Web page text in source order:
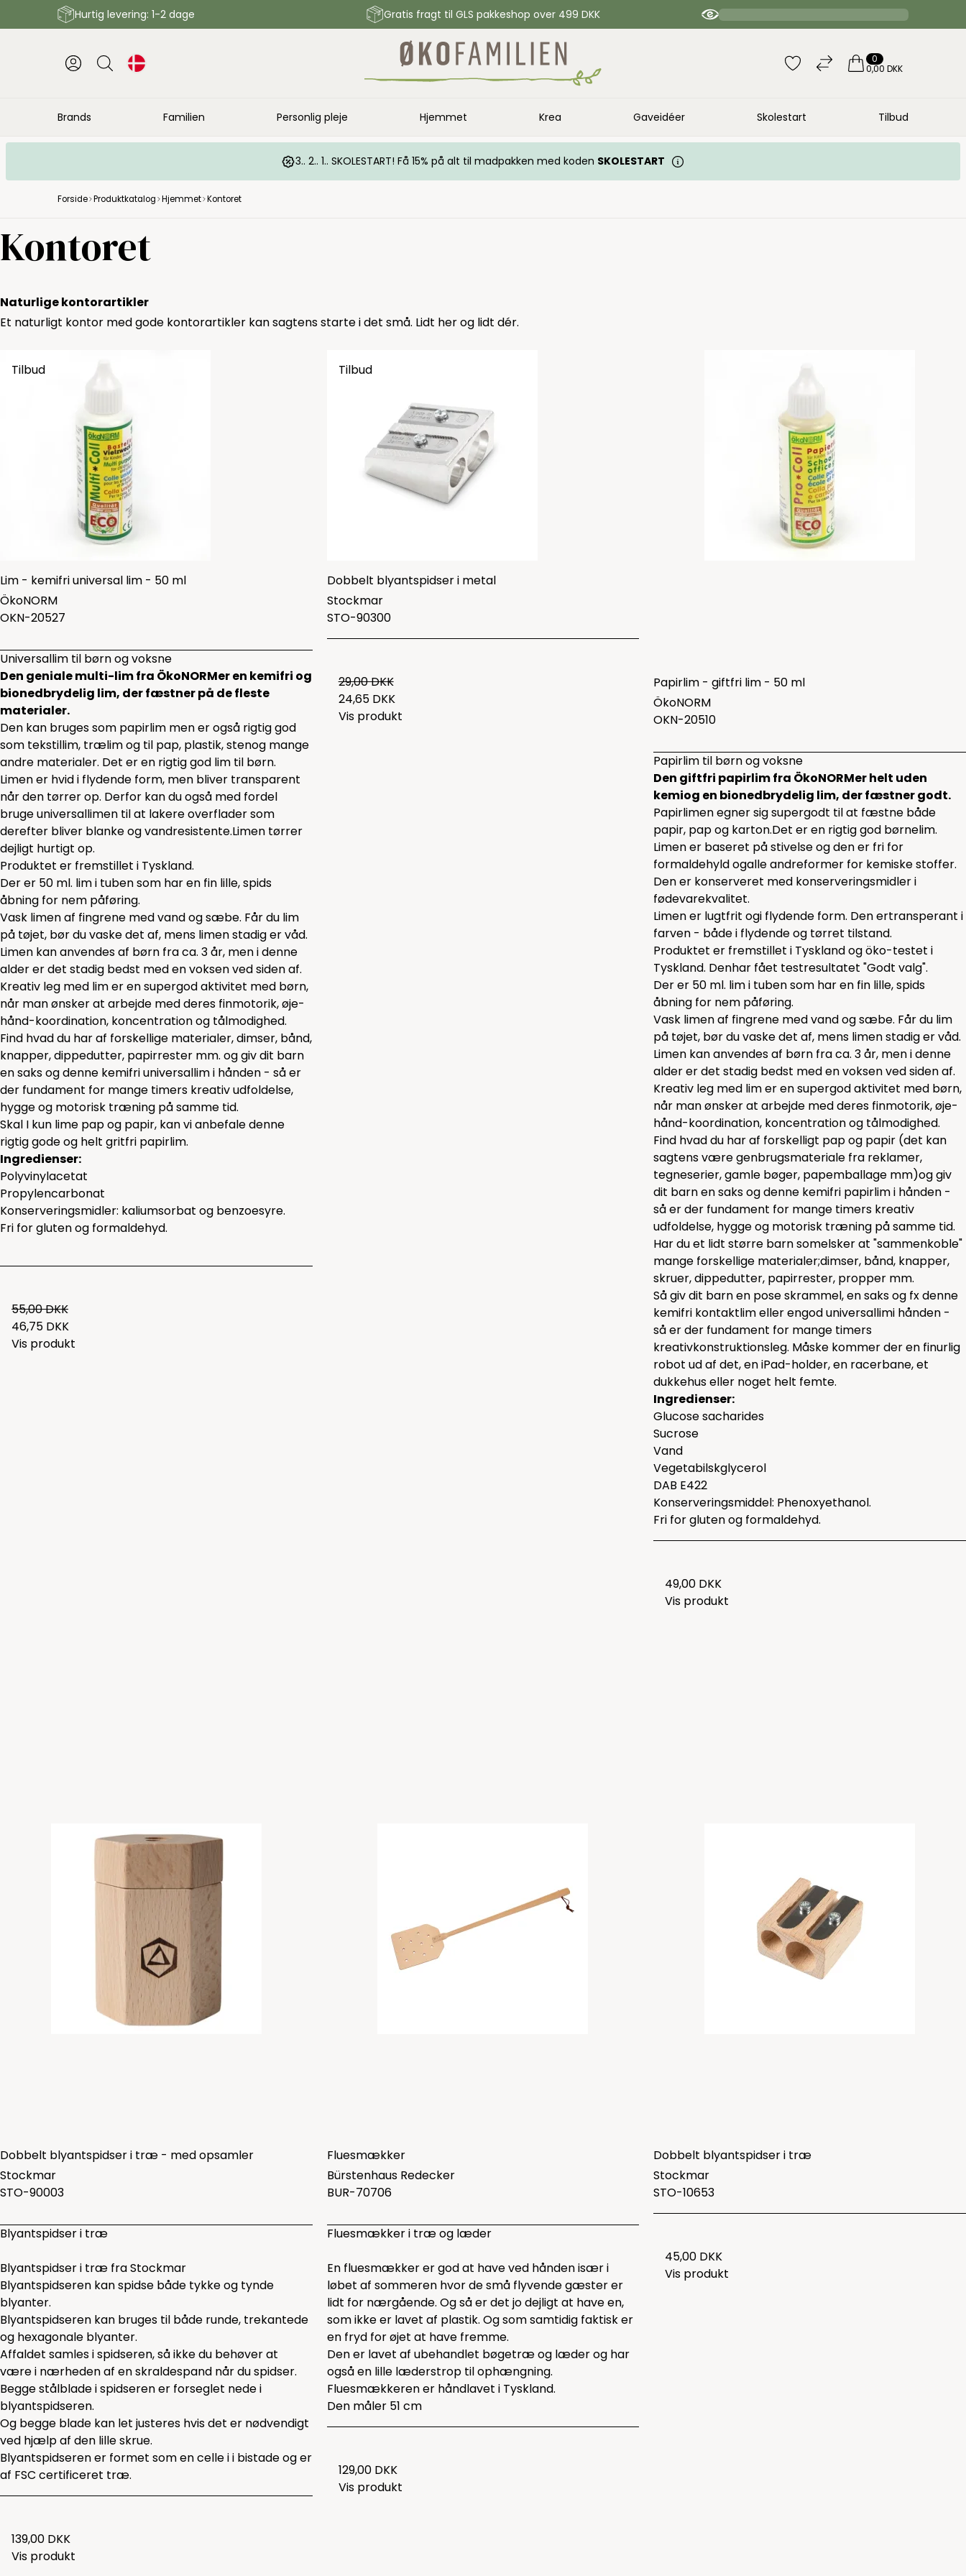
Hurtig levering: 1-2 dage Gratis fragt til GLS pakkeshop over 499 DKK 4.9 / 5 anbefaler | 20.000 bedømmelser
0
0,00 DKK
Brands Familien Personlig pleje Hjemmet Krea Gaveidéer Skolestart Tilbud
3.. 2.. 1.. SKOLESTART! Få 15% på alt til madpakken med koden SKOLESTART
Forside Produktkatalog Hjemmet Kontoret
Kontoret
Naturlige kontorartikler
Et naturligt kontor med gode kontorartikler kan sagtens starte i det små. Lidt her og lidt dér.
Tilbud
Lim - kemifri universal lim - 50 ml
ÖkoNORM
OKN-20527
Universallim til børn og voksne
Den geniale multi-lim fra ÖkoNORMer en kemifri og
bionedbrydelig lim, der fæstner på de fleste
materialer.
Den kan bruges som papirlim men er også rigtig god
som tekstillim, trælim og til pap, plastik, stenog mange
andre materialer. Det er en rigtig god lim til børn.
Limen er hvid i flydende form, men bliver transparent
når den tørrer op. Derfor kan du også med fordel
bruge universallimen til at lakere overflader som
derefter bliver blanke og vandresistente.Limen tørrer
dejligt hurtigt op.
Produktet er fremstillet i Tyskland.
Der er 50 ml. lim i tuben som har en fin lille, spids
åbning for nem påføring.
Vask limen af fingrene med vand og sæbe. Får du lim
på tøjet, bør du vaske det af, mens limen stadig er våd.
Limen kan anvendes af børn fra ca. 3 år, men i denne
alder er det stadig bedst med en voksen ved siden af.
Kreativ leg med lim er en supergod aktivitet med børn,
når man ønsker at arbejde med deres finmotorik, øje-
hånd-koordination, koncentration og tålmodighed.
Find hvad du har af forskellige materialer, dimser, bånd,
knapper, dippedutter, papirrester mm. og giv dit barn
en saks og denne kemifri universallim i hånden - så er
der fundament for mange timers kreativ udfoldelse,
hygge og motorisk træning på samme tid.
Skal I kun lime pap og papir, kan vi anbefale denne
rigtig gode og helt gritfri papirlim.
Ingredienser:
Polyvinylacetat
Propylencarbonat
Konserveringsmidler: kaliumsorbat og benzoesyre.
Fri for gluten og formaldehyd.
55,00 DKK
46,75 DKK
Vis produkt
Tilbud
Dobbelt blyantspidser i metal
Stockmar
STO-90300
29,00 DKK
24,65 DKK
Vis produkt
Papirlim - giftfri lim - 50 ml
ÖkoNORM
OKN-20510
Papirlim til børn og voksne
Den giftfri papirlim fra ÖkoNORMer helt uden
kemiog en bionedbrydelig lim, der fæstner godt.
Papirlimen egner sig supergodt til at fæstne både
papir, pap og karton.Det er en rigtig god børnelim.
Limen er baseret på stivelse og den er fri for
formaldehyld ogalle andreformer for kemiske stoffer.
Den er konserveret med konserveringsmidler i
fødevarekvalitet.
Limen er lugtfrit ogi flydende form. Den ertransperant i
farven - både i flydende og tørret tilstand.
Produktet er fremstillet i Tyskland og öko-testet i
Tyskland. Denhar fået testresultatet "Godt valg".
Der er 50 ml. lim i tuben som har en fin lille, spids
åbning for nem påføring.
Vask limen af fingrene med vand og sæbe. Får du lim
på tøjet, bør du vaske det af, mens limen stadig er våd.
Limen kan anvendes af børn fra ca. 3 år, men i denne
alder er det stadig bedst med en voksen ved siden af.
Kreativ leg med lim er en supergod aktivitet med børn,
når man ønsker at arbejde med deres finmotorik, øje-
hånd-koordination, koncentration og tålmodighed.
Find hvad du har af forskelligt pap og papir (det kan
sagtens være genbrugsmateriale fra reklamer,
tegneserier, gamle bøger, papemballage mm)og giv
dit barn en saks og denne kemifri papirlim i hånden -
så er der fundament for mange timers kreativ
udfoldelse, hygge og motorisk træning på samme tid.
Har du et lidt større barn somelsker at "sammenkoble"
mange forskellige materialer;dimser, bånd, knapper,
skruer, dippedutter, papirrester, propper mm.
Så giv dit barn en pose skrammel, en saks og fxdenne
kemifri kontaktlimeller engod universallimi hånden -
så er der fundament for mange timers
kreativkonstruktionsleg. Måske kommer der en finurlig
robot ud af det, en iPad-holder, en racerbane, et
dukkehus eller noget helt femte.
Ingredienser:
Glucose sacharides
Sucrose
Vand
Vegetabilskglycerol
DAB E422
Konserveringsmiddel: Phenoxyethanol.
Fri for gluten og formaldehyd.
49,00 DKK
Vis produkt
Dobbelt blyantspidser i træ - med opsamler
Stockmar
STO-90003
Blyantspidser i træ
Blyantspidser i træ fra Stockmar
Blyantspidseren kan spidse både tykke og tynde
blyanter.
Blyantspidseren kan bruges til både runde, trekantede
og hexagonale blyanter.
Affaldet samles i spidseren, så ikke du behøver at
være i nærheden af en skraldespand når du spidser.
Begge stålblade i spidseren er forseglet nede i
blyantspidseren.
Og begge blade kan let justeres hvis det er nødvendigt
ved hjælp af den lille skrue.
Blyantspidseren er formet som en celle i i bistade og er
af FSC certificeret træ.
139,00 DKK
Vis produkt
Fluesmækker
Bürstenhaus Redecker
BUR-70706
Fluesmækker i træ og læder
En fluesmækker er god at have ved hånden især i
løbet af sommeren hvor de små flyvende gæster er
lidt for nærgående. Og så er det jo dejligt at have en,
som ikke er lavet af plastik. Og som samtidig faktisk er
en fryd for øjet at have fremme.
Den er lavet af ubehandlet bøgetræ og læder og har
også en lille læderstrop til ophængning.
Fluesmækkeren er håndlavet i Tyskland.
Den måler 51 cm
129,00 DKK
Vis produkt
Dobbelt blyantspidser i træ
Stockmar
STO-10653
45,00 DKK
Vis produkt